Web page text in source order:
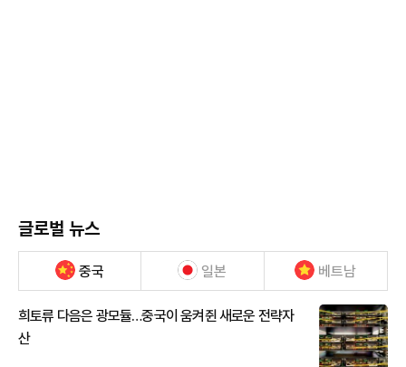
글로벌 뉴스
중국 일본 베트남
희토류 다음은 광모듈…중국이 움켜쥔 새로운 전략자
산